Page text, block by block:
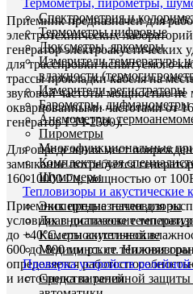
Термометры, пирометры,
Спектрометрия и
Термометры цифровые
Люксметры, яркомеры
Измерители температуры и
влажности
Измерители-регистраторы
Барометры, дифманометры
Анемометры,
Пирометры
Многофункциональные
Комплекты для
Шумомеры
Тепловизоры и акустические
Экспертные тепловизоры
Диагностические
Камеры акустические
Медицинские тепловизоры
Проверка устройств
Средства релейной защиты
Приемник предназначен для
электротехнических
генератор
для трассировки испытуемого
трассы прокладки кабеля на
звуковой частоты мощностью не
окварцованными частотами от
генератор ГЗЧ-2500).
Для определения мест
замыкание потребуется
160-10000 Гц, мощностью от
Приемник предназначен для
условиях в диапазоне
до +40°С, относительной
600 до 800 мм рт. ст. Нижняя
определяется
и источника питания.